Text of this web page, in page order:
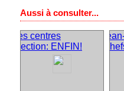
Aussi à consulter...